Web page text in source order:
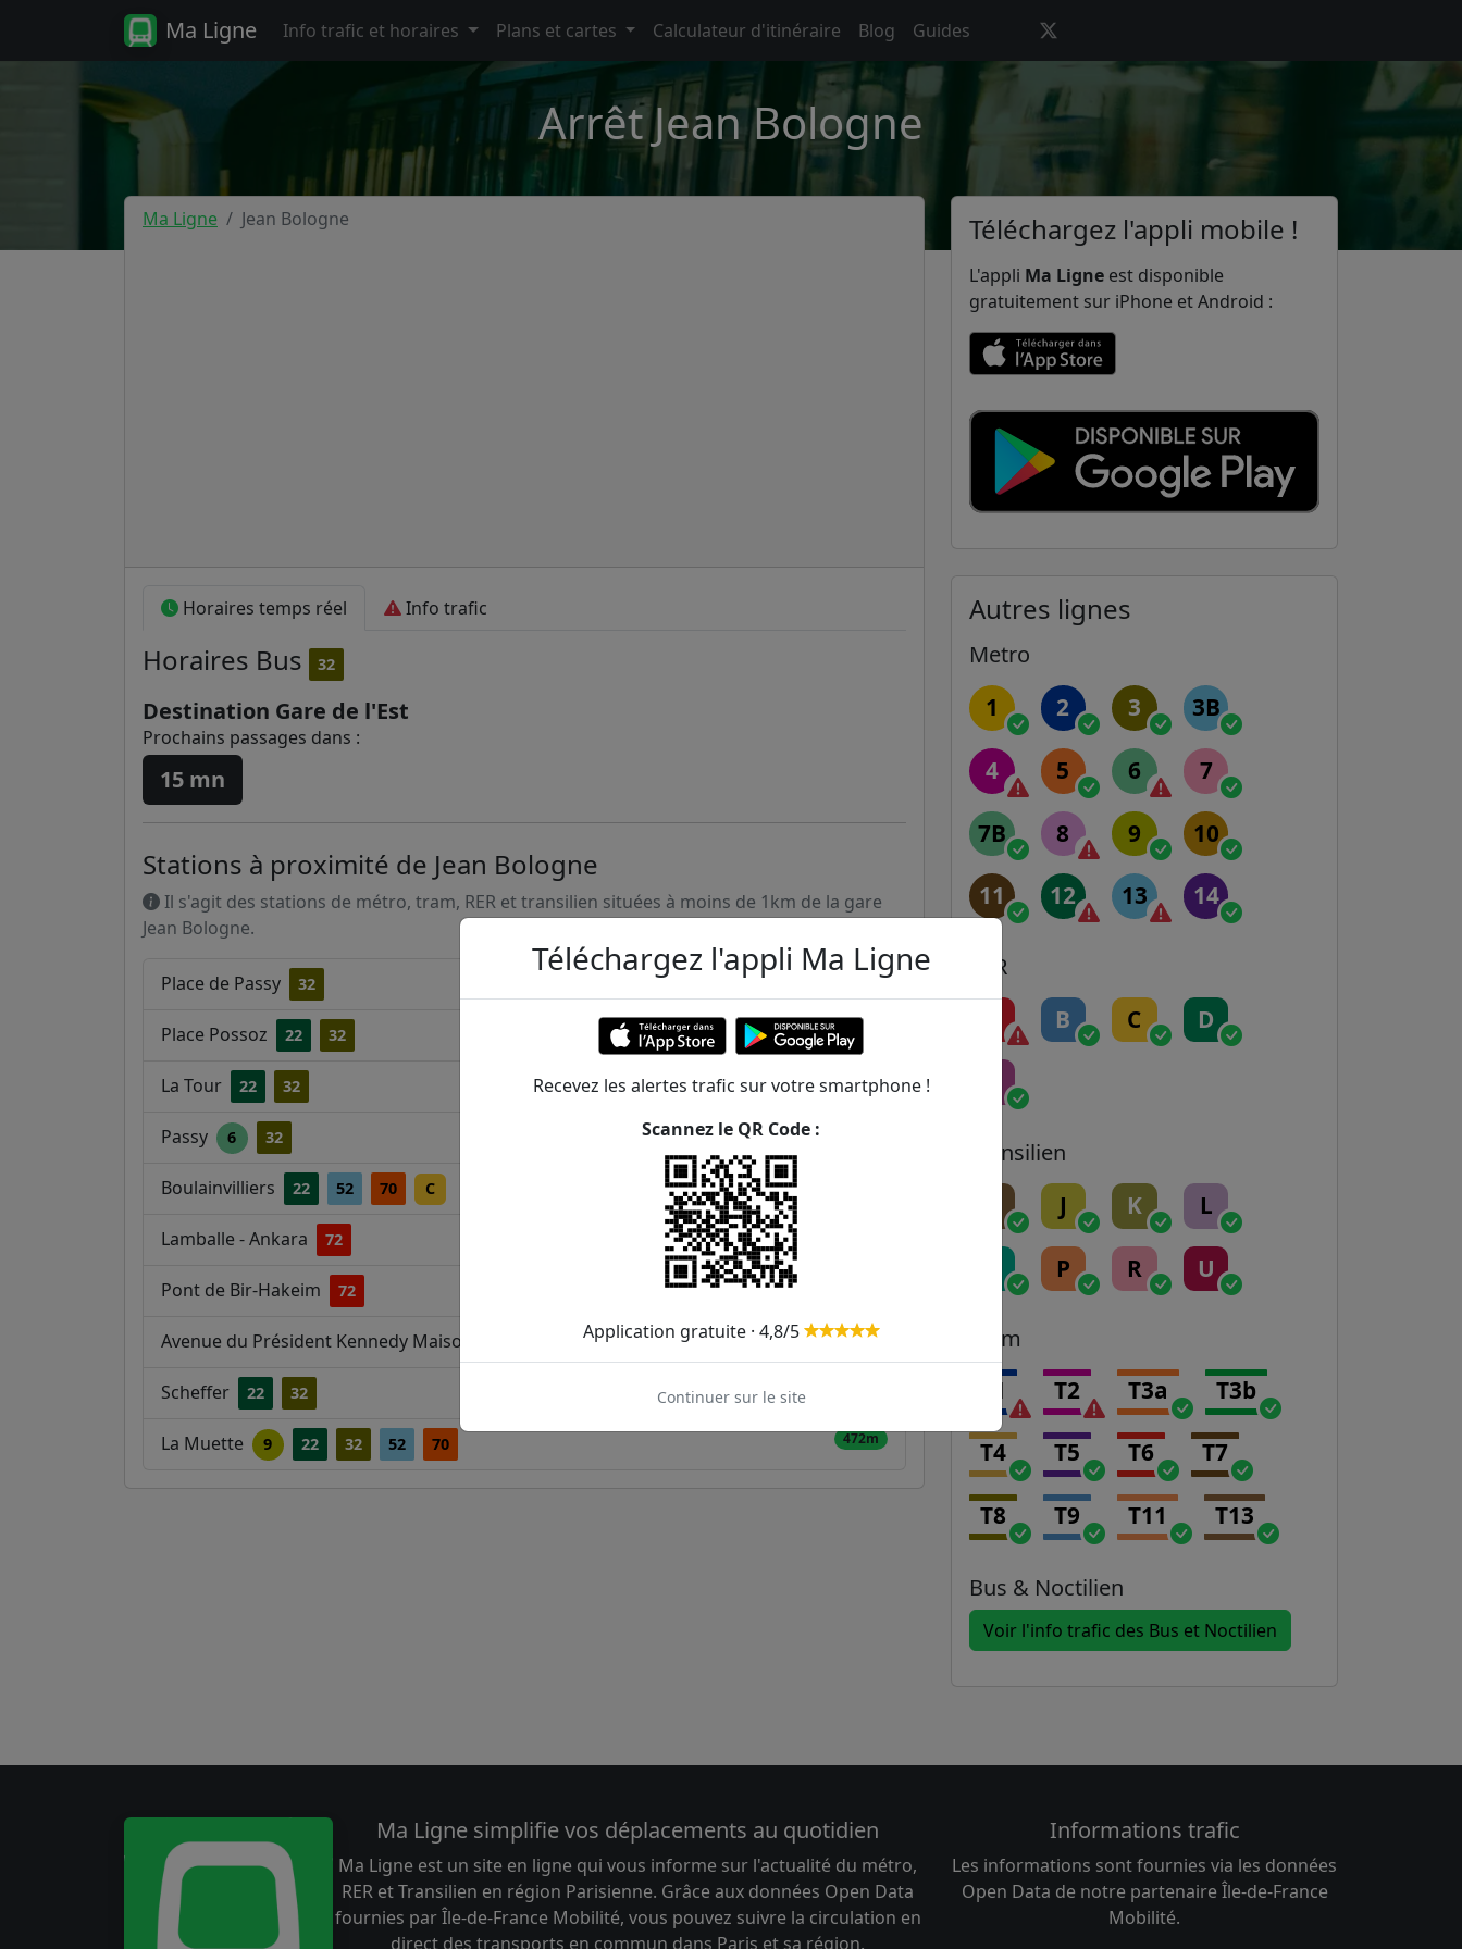
Ma Ligne Info trafic et horaires Plans et cartes Calculateur d'itinéraire Blog Guides
Arrêt Jean Bologne
Ma Ligne Jean Bologne
Horaires temps réel Info trafic
Horaires Bus 32
Destination Gare de l'Est
Prochains passages dans :
15 mn
Stations à proximité de Jean Bologne
Il s'agit des stations de métro, tram, RER et transilien situées à moins de 1km de la gare
Jean Bologne.
Place de Passy 32 187m
Place Possoz 22 32
La Tour 22 32 285m
Passy 6 32
Boulainvilliers 22 52 70 C
Lamballe - Ankara 72
Pont de Bir-Hakeim 72
Avenue du Président Kennedy Maison de Radio France 72 C 457m
Scheffer 22 32
La Muette 9 22 32 52 70 472m
Téléchargez l'appli mobile !
L'appli Ma Ligne est disponible
gratuitement sur iPhone et Android :
Autres lignes
Metro
1 2 3 3B
4 5 6 7
7B 8 9 10
11 12 13 14
RER
B C D
Transilien
J K L
P R U
Tram
T1 T2 T3a T3b
T4 T5 T6 T7
T8 T9 T11 T13
Bus & Noctilien
Voir l'info trafic des Bus et Noctilien
Ma Ligne simplifie vos déplacements au quotidien
Ma Ligne est un site en ligne qui vous informe sur l'actualité du métro,
RER et Transilien en région Parisienne. Grâce aux données Open Data
fournies par Île-de-France Mobilité, vous pouvez suivre la circulation en
direct des transports en commun dans Paris et sa région.
Informations trafic
Les informations sont fournies via les données
Open Data de notre partenaire Île-de-France
Mobilité.
Téléchargez l'appli Ma Ligne
Recevez les alertes trafic sur votre smartphone !
Scannez le QR Code :
Application gratuite · 4,8/5
Continuer sur le site